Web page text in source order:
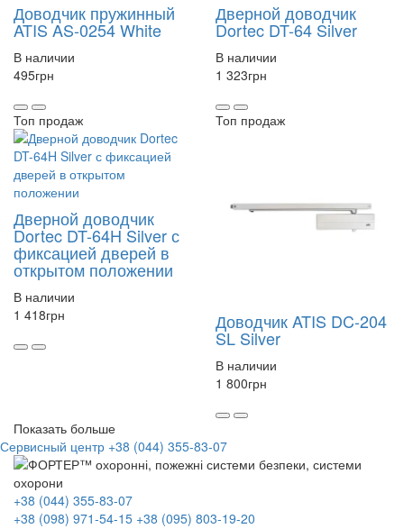
Доводчик пружинный
ATIS AS-0254 White
В наличии
495грн
Дверной доводчик
Dortec DT-64 Silver
В наличии
1 323грн
Топ продаж
Дверной доводчик
Dortec DT-64H Silver с
фиксацией дверей в
открытом положении
В наличии
1 418грн
Топ продаж
Доводчик ATIS DC-204
SL Silver
В наличии
1 800грн
Показать больше
Сервисный центр +38 (044) 355-83-07
+38 (044) 355-83-07
+38 (098) 971-54-15 +38 (095) 803-19-20